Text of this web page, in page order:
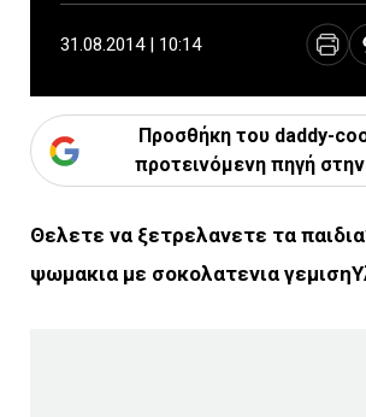
31.08.2014 | 10:14
Προσθήκη του daddy-
προτεινόμενη πηγή
Θελετε να ξετρελανετε τα
ψωμακια με σοκολατενια γεμιση